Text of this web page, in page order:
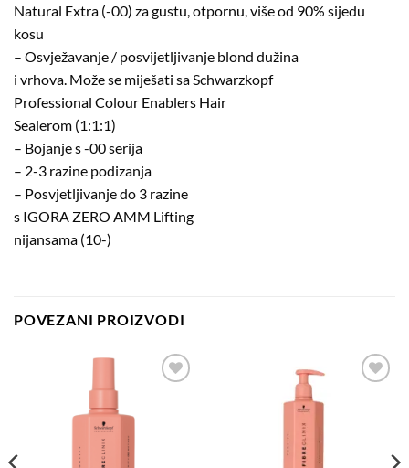
Natural Extra (-00) za gustu, otpornu, više od 90% sijedu
kosu
– Osvježavanje / posvijetljivanje blond dužina
i vrhova. Može se miješati sa Schwarzkopf
Professional Colour Enablers Hair
Sealerom (1:1:1)
– Bojanje s -00 serija
– 2-3 razine podizanja
– Posvjetljivanje do 3 razine
s IGORA ZERO AMM Lifting
nijansama (10-)
POVEZANI PROIZVODI